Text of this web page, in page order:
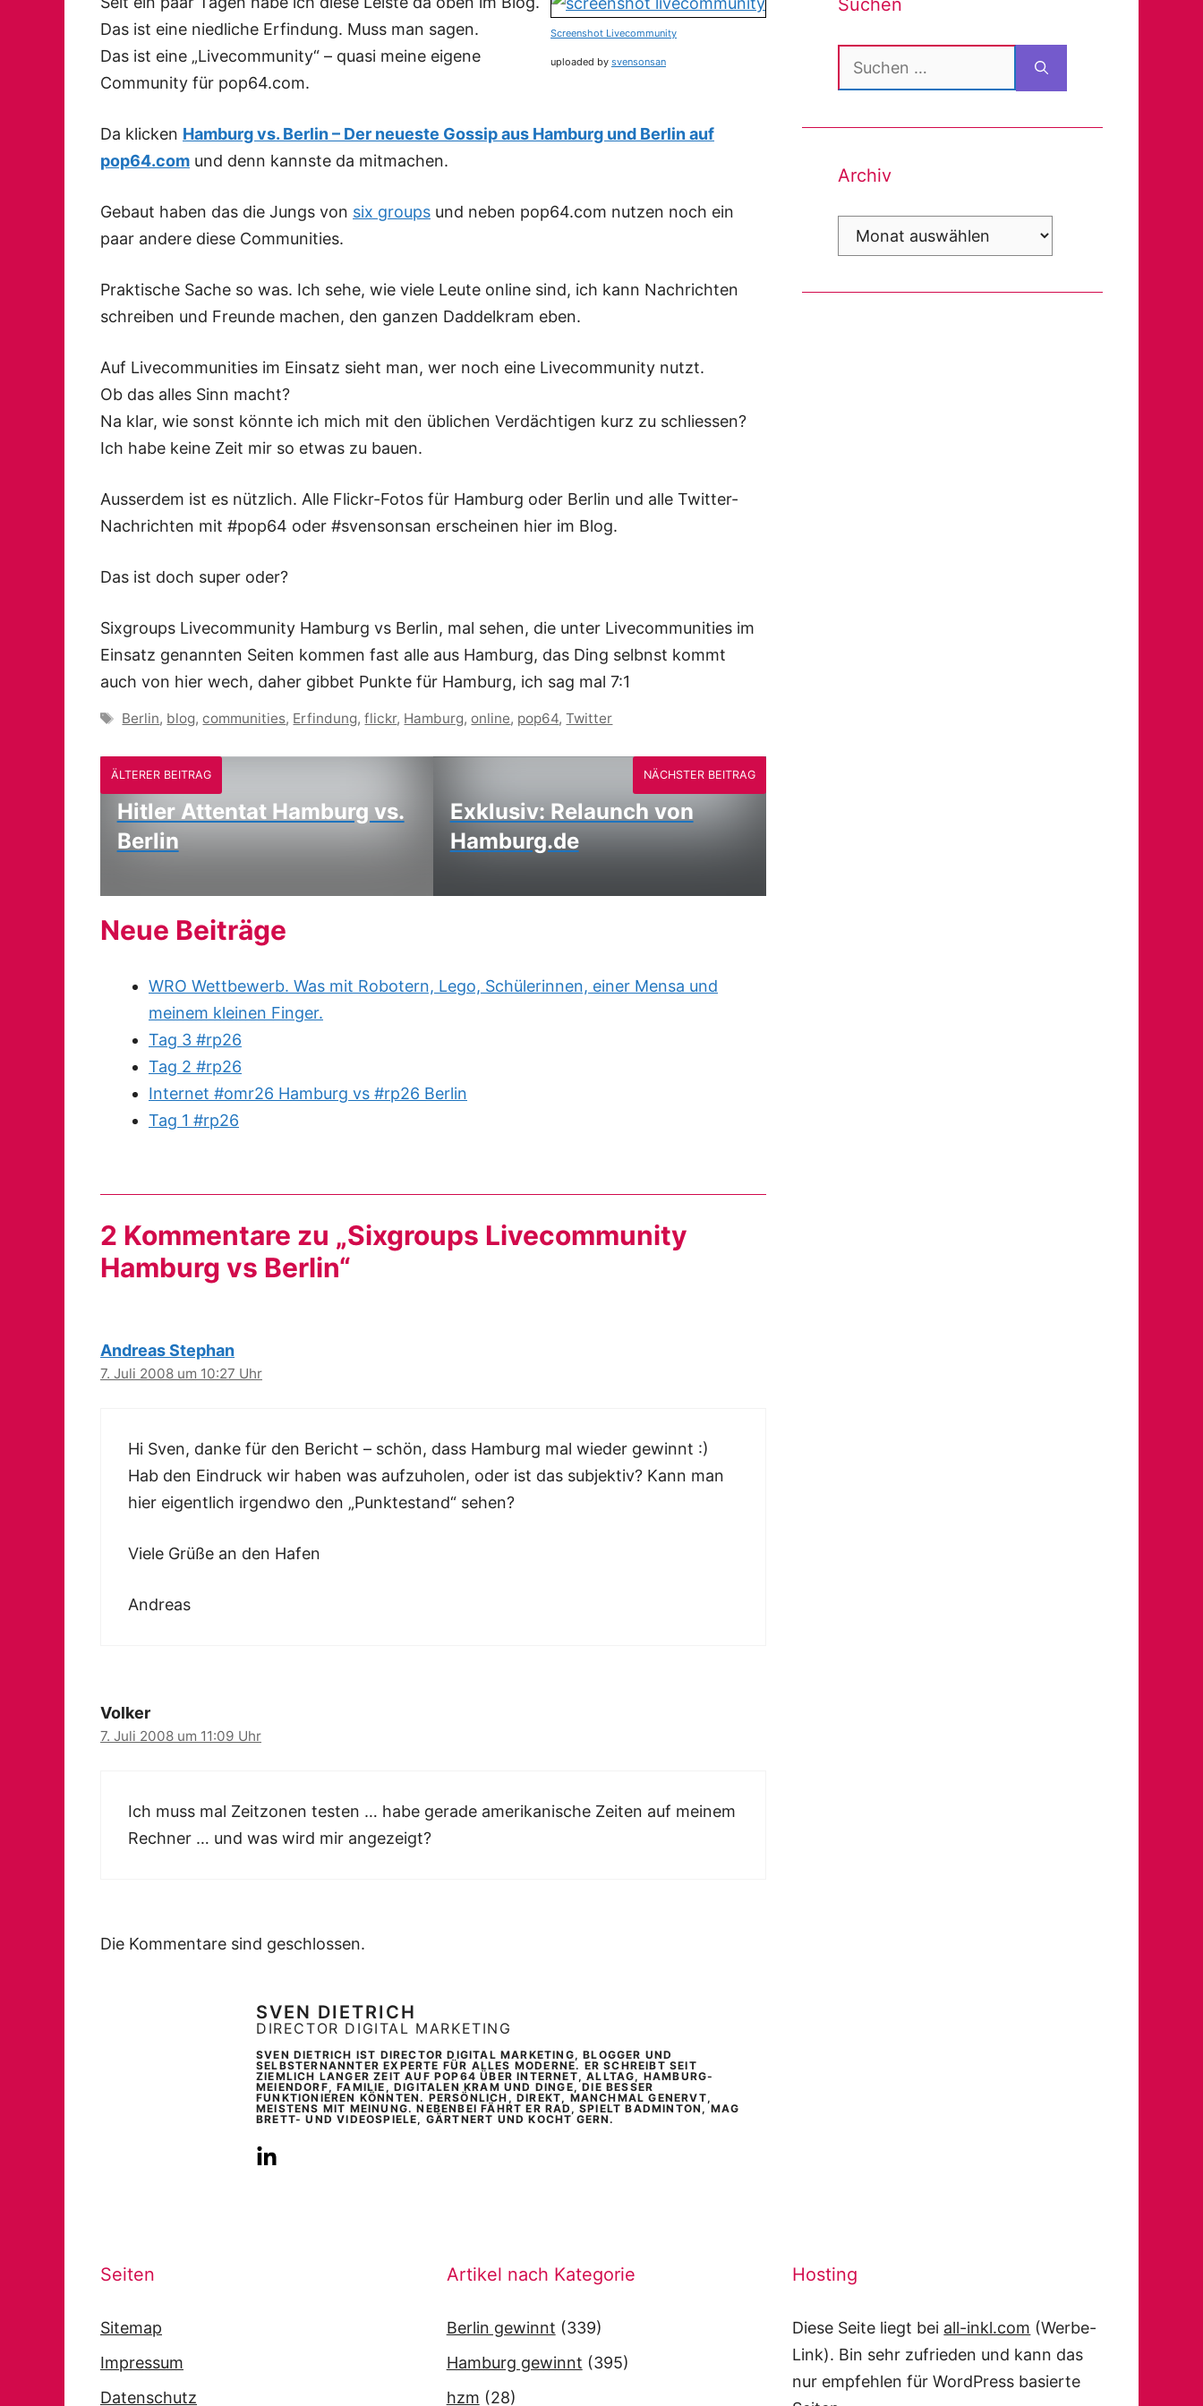
Screenshot Livecommunity
uploaded by svensonsan
Das ist eine niedliche Erfindung. Muss man sagen.
Das ist eine „Livecommunity“ – quasi meine eigene
Community für pop64.com.
Da klicken Hamburg vs. Berlin – Der neueste Gossip aus Hamburg und Berlin auf
pop64.com und denn kannste da mitmachen.
Gebaut haben das die Jungs von six groups und neben pop64.com nutzen noch ein
paar andere diese Communities.
Praktische Sache so was. Ich sehe, wie viele Leute online sind, ich kann Nachrichten
schreiben und Freunde machen, den ganzen Daddelkram eben.
Auf Livecommunities im Einsatz sieht man, wer noch eine Livecommunity nutzt.
Ob das alles Sinn macht?
Na klar, wie sonst könnte ich mich mit den üblichen Verdächtigen kurz zu schliessen?
Ich habe keine Zeit mir so etwas zu bauen.
Ausserdem ist es nützlich. Alle Flickr-Fotos für Hamburg oder Berlin und alle Twitter-
Nachrichten mit #pop64 oder #svensonsan erscheinen hier im Blog.
Das ist doch super oder?
Sixgroups Livecommunity Hamburg vs Berlin, mal sehen, die unter Livecommunities im
Einsatz genannten Seiten kommen fast alle aus Hamburg, das Ding selbnst kommt
auch von hier wech, daher gibbet Punkte für Hamburg, ich sag mal 7:1
Schlagwörter
Berlin, blog,communities, Erfindung,flickr, Hamburg,online, pop64,Twitter
ÄLTERER BEITRAG
Hitler Attentat Hamburg vs.
Berlin
Exklusiv: Relaunch von
Hamburg.de
NÄCHSTER BEITRAG
Neue Beiträge
WRO Wettbewerb. Was mit Robotern, Lego, Schülerinnen, einer Mensa und
meinem kleinen Finger.
Tag 3 #rp26
Tag 2 #rp26
Internet #omr26 Hamburg vs #rp26 Berlin
Tag 1 #rp26
2 Kommentare zu „Sixgroups Livecommunity
Hamburg vs Berlin“
Andreas Stephan
7. Juli 2008 um 10:27 Uhr
Hi Sven, danke für den Bericht – schön, dass Hamburg mal wieder gewinnt :)
Hab den Eindruck wir haben was aufzuholen, oder ist das subjektiv? Kann man
hier eigentlich irgendwo den „Punktestand“ sehen?
Viele Grüße an den Hafen
Andreas
Volker
7. Juli 2008 um 11:09 Uhr
Ich muss mal Zeitzonen testen … habe gerade amerikanische Zeiten auf meinem
Rechner … und was wird mir angezeigt?
Die Kommentare sind geschlossen.
SVEN DIETRICH
DIRECTOR DIGITAL MARKETING
SVEN DIETRICH IST DIRECTOR DIGITAL MARKETING, BLOGGER UND
SELBSTERNANNTER EXPERTE FÜR ALLES MODERNE. ER SCHREIBT SEIT
ZIEMLICH LANGER ZEIT AUF POP64 ÜBER INTERNET, ALLTAG, HAMBURG-
MEIENDORF, FAMILIE, DIGITALEN KRAM UND DINGE, DIE BESSER
FUNKTIONIEREN KÖNNTEN. PERSÖNLICH, DIREKT, MANCHMAL GENERVT,
MEISTENS MIT MEINUNG. NEBENBEI FÄHRT ER RAD, SPIELT BADMINTON, MAG
BRETT- UND VIDEOSPIELE, GÄRTNERT UND KOCHT GERN.
Suchen
Archiv
Archiv
Seiten
Sitemap
Impressum
Datenschutz
Artikel nach Kategorie
Berlin gewinnt (339)
Hamburg gewinnt (395)
hzm (28)
Hosting
Diese Seite liegt bei all-inkl.com (Werbe-
Link). Bin sehr zufrieden und kann das
nur empfehlen für WordPress basierte